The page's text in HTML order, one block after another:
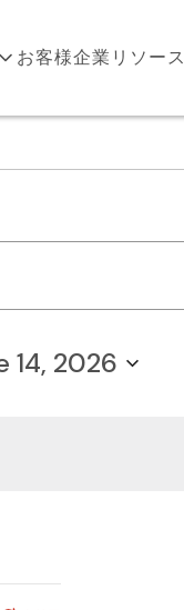
お客様企業 リソース
14, 2026